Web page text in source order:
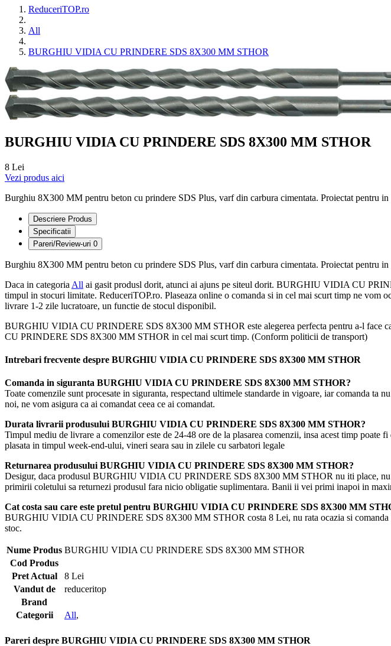
ReduceriTOP.ro
All
BURGHIU VIDIA CU PRINDERE SDS 8X300 MM STHOR
BURGHIU VIDIA CU PRINDERE SDS 8X300 MM STHOR
8 Lei
Vezi produs aici
Burghiu 8X300 MM pentru beton cu prindere SDS Plus, varf din carbura cimentata. Proiectat pentru in
Descriere Produs
Specificatii
Pareri/Review-uri 0
Burghiu 8X300 MM pentru beton cu prindere SDS Plus, varf din carbura cimentata. Proiectat pentru in
Daca in categoria All ai gasit produsl dorit, atunci ai ajuns pe siteul dorit. BURGHIU VIDIA CU
timpul in stocuri limitate. ReduceriTOP.ro. Plaseaza online o comanda si in cel mai scurt timp ne
livrare 1-2 zile lucratoare, un functie de stocul disponibil.
BURGHIU VIDIA CU PRINDERE SDS 8X300 MM STHOR este alegerea perfecta pentru a-l face
CU PRINDERE SDS 8X300 MM STHOR in cel mai scurt timp. (Conform politicii de transport)
Intrebari frecvente despre BURGHIU VIDIA CU PRINDERE SDS 8X300 MM STHOR
Comanda in siguranta BURGHIU VIDIA CU PRINDERE SDS 8X300 MM STHOR?
Toate comenzile sunt procesate in siguranta, respectand ultimele standarde in vigoare, iar
noi, ne vom asigura ca ai comandat ceea ce ai comandat.
Durata livrarii produsului BURGHIU VIDIA CU PRINDERE SDS 8X300 MM STHOR?
Timpul mediu de livrare a comenzilor este de 24-48 ore de la plasarea comenzii, insa acest timp
plasata in timpul week-end-ului, vineri seara sau in zilele cu sarbatori legale
Returnarea produsului BURGHIU VIDIA CU PRINDERE SDS 8X300 MM STHOR?
Desigur, daca produsul BURGHIU VIDIA CU PRINDERE SDS 8X300 MM STHOR nu iti place, nu
primirii coletului sa returnezi produsul fara nicio obligatie suplimentara. Banii ii vei primi inapoi in
Cat costa sau care este pretul pentru BURGHIU VIDIA CU PRINDERE SDS 8X300 MM
BURGHIU VIDIA CU PRINDERE SDS 8X300 MM STHOR costa 8 Lei, nu rata ocazia si
stoc.
Nume Produs BURGHIU VIDIA CU PRINDERE SDS 8X300 MM STHOR
Cod Produs
Pret Actual
8 Lei
Vandut de
reduceritop
Brand
Categorii
All,
Pareri despre BURGHIU VIDIA CU PRINDERE SDS 8X300 MM STHOR